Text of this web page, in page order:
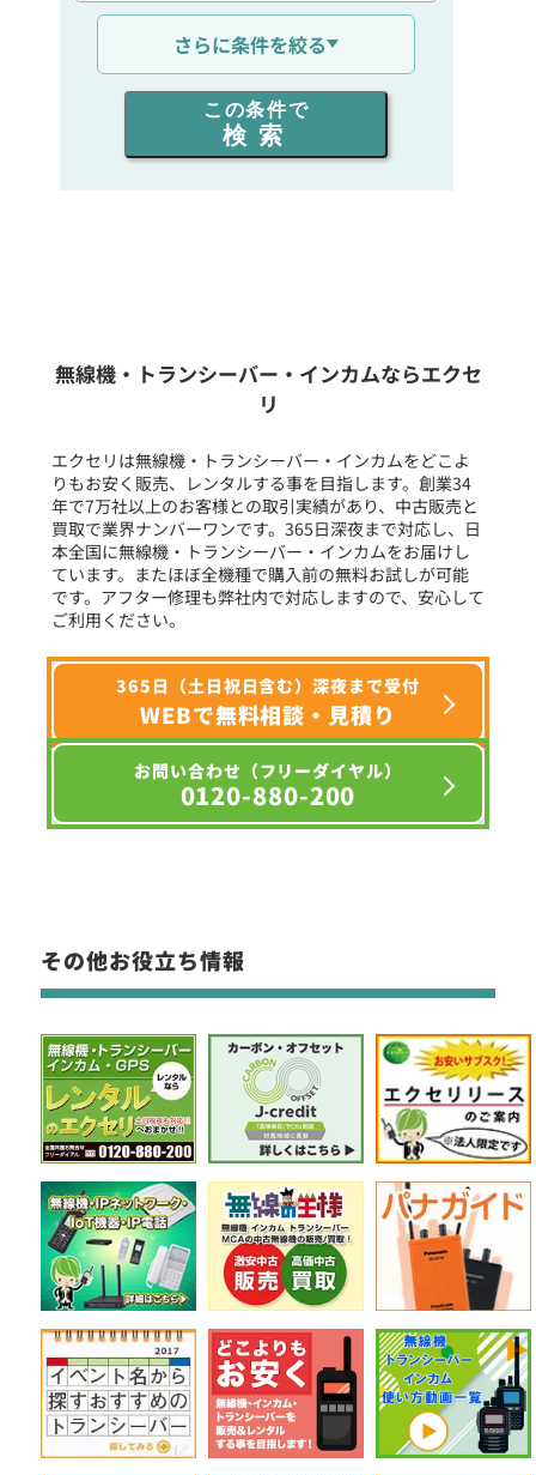
通信距離を選ぶ
出力を選ぶ
同時通話人数を選ぶ
フリーワード入力(製品名等)
選択条件をリセット
さらに条件を絞る
この条件で
検索
無線機・トランシーバー・インカムならエクセ
リ
エクセリは無線機・トランシーバー・インカムをどこよ
りもお安く販売、レンタルする事を目指します。創業34
年で7万社以上のお客様との取引実績があり、中古販売と
買取で業界ナンバーワンです。365日深夜まで対応し、日
本全国に無線機・トランシーバー・インカムをお届けし
ています。またほぼ全機種で購入前の無料お試しが可能
です。アフター修理も弊社内で対応しますので、安心して
ご利用ください。
365日（土日祝日含む）深夜まで受付
WEBで無料相談・見積り
お問い合わせ（フリーダイヤル）
0120-880-200
その他お役立ち情報